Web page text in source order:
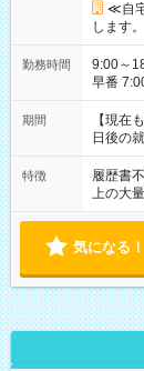
≪自
します。
勤務時間
9:00～18:00（休憩
早番 7:00～
い」 「
たくない
の方へ
の勤務
期間
【現在
日後の
特徴 履歴書
上の大
気になる！